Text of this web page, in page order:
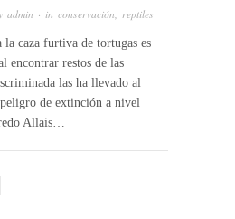
admin · in conservación, reptiles
caza furtiva de tortugas es
encontrar restos de las
las ha llevado al
de extinción a nivel
Allais…